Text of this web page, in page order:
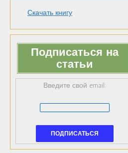
Скачать книгу
Подписаться на
статьи
Введите свой email: